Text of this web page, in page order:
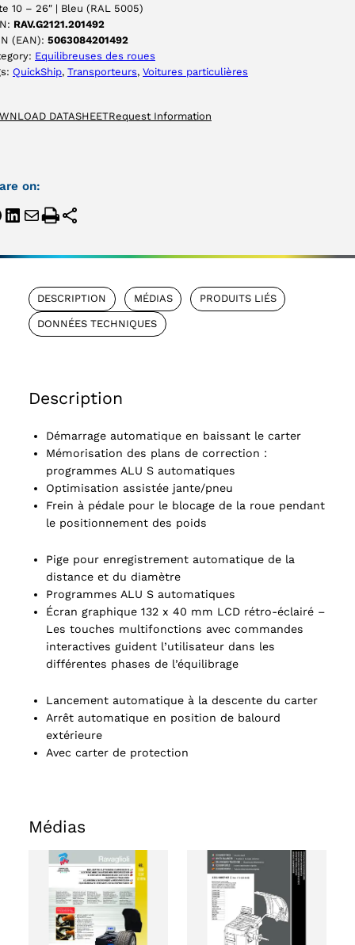
10 – 26″ | Bleu (RAL 5005)
RAV.G2121.201492
(EAN): 5063084201492
Equilibreuses des roues
QuickShip, Transporteurs, Voitures particulières
DATASHEETRequest Information
on:
DESCRIPTION MÉDIAS PRODUITS LIÉS
DONNÉES TECHNIQUES
Description
Démarrage automatique en baissant le carter
Mémorisation des plans de correction :
programmes ALU S automatiques
Optimisation assistée jante/pneu
Frein à pédale pour le blocage de la roue pendant
le positionnement des poids
Pige pour enregistrement automatique de la
distance et du diamètre
Programmes ALU S automatiques
Écran graphique 132 x 40 mm LCD rétro-éclairé –
Les touches multifonctions avec commandes
interactives guident l’utilisateur dans les
différentes phases de l’équilibrage
Lancement automatique à la descente du carter
Arrêt automatique en position de balourd
extérieure
Avec carter de protection
Médias